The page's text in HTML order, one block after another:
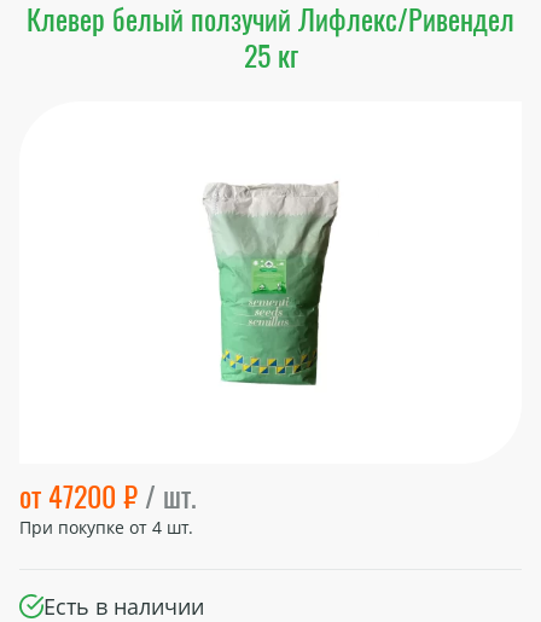
Клевер белый ползучий Лифлекс/Ривендел
25 кг
от 47200 ₽/ шт.
При покупке от 4 шт.
Есть в наличии